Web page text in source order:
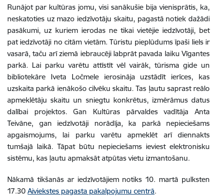
Runājot par kultūras jomu, visi sanākušie bija vienisprātis, ka,
neskatoties uz mazo iedzīvotāju skaitu, pagastā notiek dažādi
pasākumi, uz kuriem ierodas ne tikai vietējie iedzīvotāji, bet
pat iedzīvotāji no citām vietām. Tūristu pieplūdums īpaši liels ir
vasarā, taču arī ziemā iebraucēji labprāt pavada laiku Vīgantes
parkā. Lai parku varētu attīstīt vēl vairāk, tūrisma gide un
bibliotekāre Iveta Ločmele ierosināja uzstādīt ierīces, kas
uzskaita parkā ienākošo cilvēku skaitu. Tas ļautu saprast reālo
apmeklētāju skaitu un sniegtu konkrētus, izmērāmus datus
dalībai projektos. Gan Kultūras pārvaldes vadītāja Anta
Teivāne, gan iedzīvotāji norādīja, ka parkā nepieciešams
apgaismojums, lai parku varētu apmeklēt arī diennakts
tumšajā laikā. Tāpat būtu nepieciešams ieviest elektronisku
sistēmu, kas ļautu apmaksāt atpūtas vietu izmantošanu.
Nākamā tikšanās ar iedzīvotājiem notiks 10. martā pulksten
17.30 Aiviekstes pagasta pakalpojumu centrā.